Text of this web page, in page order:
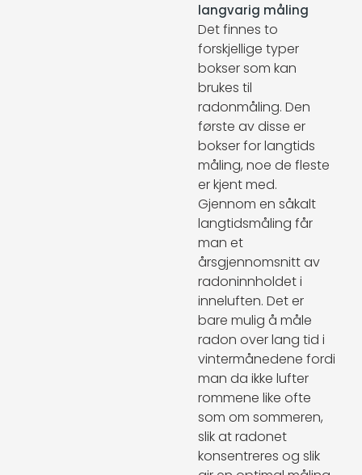
langvarig måling
Det finnes to
forskjellige typer
bokser som kan
brukes til
radonmåling. Den
første av disse er
bokser for langtids
måling, noe de fleste
er kjent med.
Gjennom en såkalt
langtidsmåling får
man et
årsgjennomsnitt av
radoninnholdet i
inneluften. Det er
bare mulig å måle
radon over lang tid i
vintermånedene fordi
man da ikke lufter
rommene like ofte
som om sommeren,
slik at radonet
konsentreres og slik